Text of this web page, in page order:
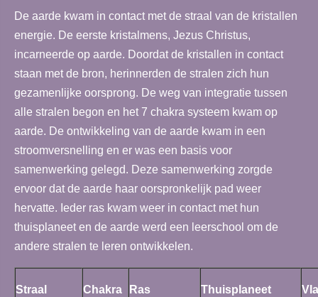
De aarde kwam in contact met de straal van de kristallen
energie. De eerste kristalmens, Jezus Christus,
incarneerde op aarde. Doordat de kristallen in contact
staan met de bron, herinnerden de stralen zich hun
gezamenlijke oorsprong. De weg van integratie tussen
alle stralen begon en het 7 chakra systeem kwam op
aarde. De ontwikkeling van de aarde kwam in een
stroomversnelling en er was een basis voor
samenwerking gelegd. Deze samenwerking zorgde
ervoor dat de aarde haar oorspronkelijk pad weer
hervatte. Ieder ras kwam weer in contact met hun
thuisplaneet en de aarde werd een leerschool om de
andere stralen te leren ontwikkelen.
Straal Chakra Ras Thuisplaneet